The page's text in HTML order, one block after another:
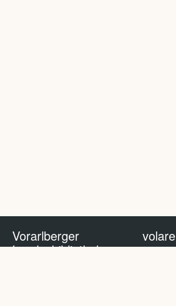
Vorarlberger
Landesbibliothek
volare